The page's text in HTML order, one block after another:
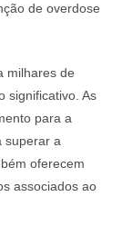
de overdose
milhares de
significativo. As
para a
superar a
oferecem
associados ao